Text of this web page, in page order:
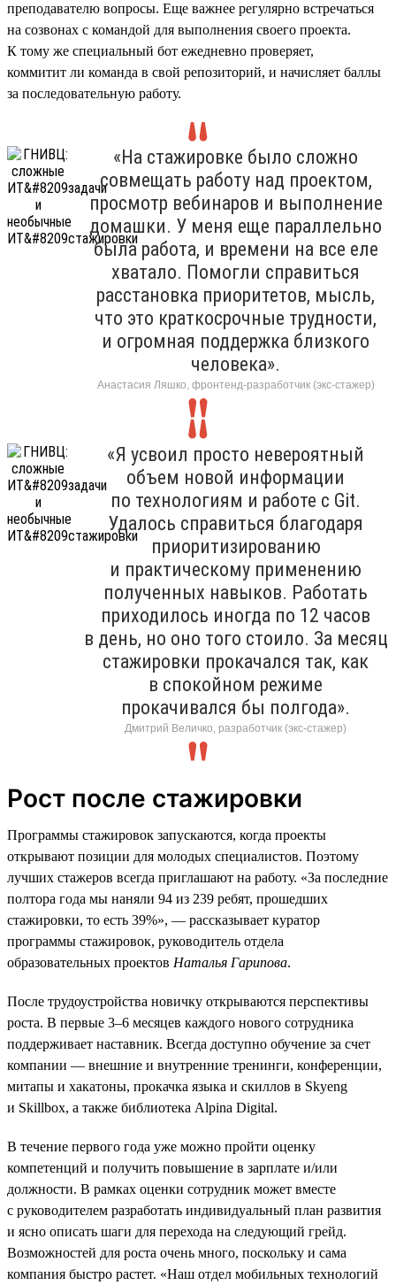
преподавателю вопросы. Еще важнее регулярно встречаться
на созвонах с командой для выполнения своего проекта.
К тому же специальный бот ежедневно проверяет,
коммитит ли команда в свой репозиторий, и начисляет баллы
за последовательную работу.
«На стажировке было сложно
совмещать работу над проектом,
просмотр вебинаров и выполнение
домашки. У меня еще параллельно
была работа, и времени на все еле
хватало. Помогли справиться
расстановка приоритетов, мысль,
что это краткосрочные трудности,
и огромная поддержка близкого
человека».
Анастасия Ляшко, фронтенд-разработчик (экс-стажер)
«Я усвоил просто невероятный
объем новой информации
по технологиям и работе с Git.
Удалось справиться благодаря
приоритизированию
и практическому применению
полученных навыков. Работать
приходилось иногда по 12 часов
в день, но оно того стоило. За месяц
стажировки прокачался так, как
в спокойном режиме
прокачивался бы полгода».
Дмитрий Величко, разработчик (экс-стажер)
Рост после стажировки
Программы стажировок запускаются, когда проекты
открывают позиции для молодых специалистов. Поэтому
лучших стажеров всегда приглашают на работу. «За последние
полтора года мы наняли 94 из 239 ребят, прошедших
стажировки, то есть 39%», — рассказывает куратор
программы стажировок, руководитель отдела
образовательных проектов Наталья Гарипова.
После трудоустройства новичку открываются перспективы
роста. В первые 3–6 месяцев каждого нового сотрудника
поддерживает наставник. Всегда доступно обучение за счет
компании — внешние и внутренние тренинги, конференции,
митапы и хакатоны, прокачка языка и скиллов в Skyeng
и Skillbox, а также библиотека Alpina Digital.
В течение первого года уже можно пройти оценку
компетенций и получить повышение в зарплате и/или
должности. В рамках оценки сотрудник может вместе
с руководителем разработать индивидуальный план развития
и ясно описать шаги для перехода на следующий грейд.
Возможностей для роста очень много, поскольку и сама
компания быстро растет. «Наш отдел мобильных технологий